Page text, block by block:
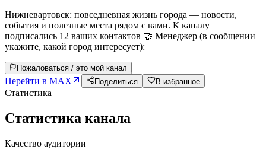
Нижневартовск: повседневная жизнь города — новости,
события и полезные места рядом с вами. К каналу
подписались 12 ваших контактов 🤝 Менеджер (в сообщении
укажите, какой город интересует):
Пожаловаться / это мой канал
Перейти в MAX Поделиться В избранное
Статистика
Статистика канала
Качество аудитории